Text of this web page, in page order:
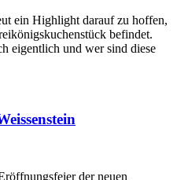
ein Highlight darauf zu hoffen,
befindet.
eigentlich und wer sind diese
der neuen